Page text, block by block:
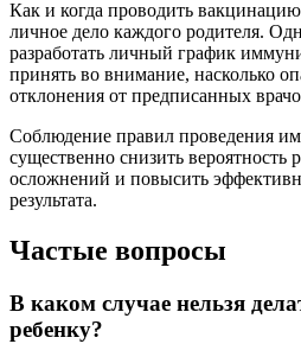
Как и когда проводить
личное дело каждого родителя.
разработать личный график
принять во внимание, насколько
отклонения от предписанных
Соблюдение правил проведения
существенно снизить вероятность
осложнений и повысить
результата.
Частые вопросы
В каком случае нельзя
ребенку?